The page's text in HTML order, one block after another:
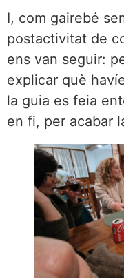
I, com gairebé
postactivitat de
ens van seguir:
explicar què
la guia es feia
en fi, per acabar